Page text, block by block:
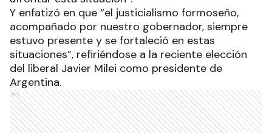
Y enfatizó en que “el justicialismo formoseño,
acompañado por nuestro gobernador, siempre
estuvo presente y se fortaleció en estas
situaciones”, refiriéndose a la reciente elección
del liberal Javier Milei como presidente de
Argentina.
Ads